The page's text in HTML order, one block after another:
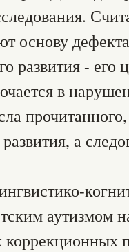
основу
развития - его
в
а
аутизмом
коррекционных